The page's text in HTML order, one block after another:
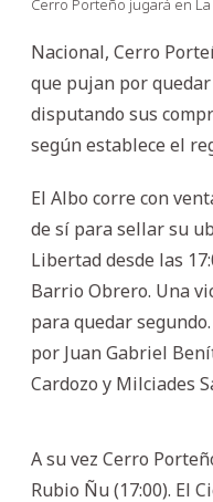
Cerro Porteño jugará en
Nacional, Cerro
que pujan por
disputando sus
según establece el
El Albo corre con
de sí para sellar su
Libertad desde las
Barrio Obrero. Una
para quedar
por Juan Gabriel
Cardozo y Milciades
A su vez Cerro
Rubio Ñu (17:00). El